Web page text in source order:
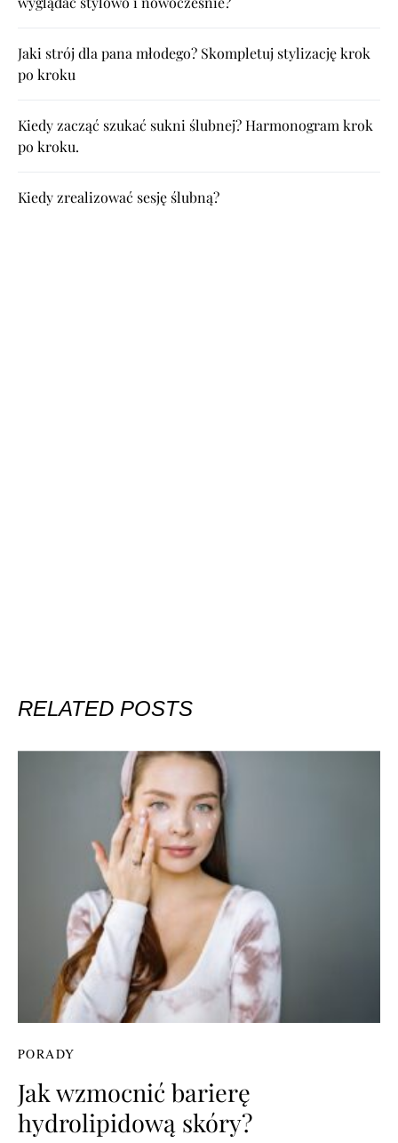
Jaki strój dla pana młodego? Skompletuj stylizację krok
po kroku
Kiedy zacząć szukać sukni ślubnej? Harmonogram krok
po kroku.
Kiedy zrealizować sesję ślubną?
RELATED POSTS
PORADY
Jak wzmocnić barierę
hydrolipidową skóry?